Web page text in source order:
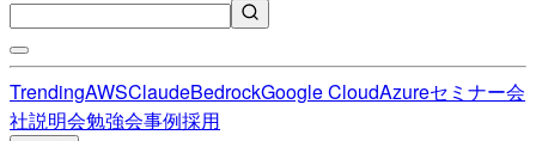
TrendingAWSClaudeBedrockGoogle CloudAzureセミナー会
社説明会勉強会事例採用